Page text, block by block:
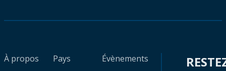
À propos
Pays
Évènements